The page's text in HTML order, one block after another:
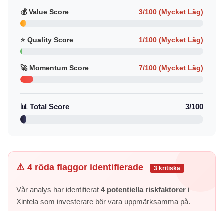
💰 Value Score 3/100 (Mycket Låg)
⭐ Quality Score 1/100 (Mycket Låg)
🚀 Momentum Score 7/100 (Mycket Låg)
📊 Total Score 3/100
⚠️ 4 röda flaggor identifierade 3 kritiska
Vår analys har identifierat 4 potentiella riskfaktorer i
Xintela som investerare bör vara uppmärksamma på.